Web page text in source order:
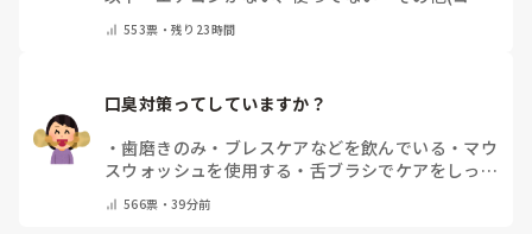
553票・残り23時間
口臭対策ってしていますか？
・歯磨きのみ ・ ブレスケアなどを飲んでいる ・ マウ
スウォッシュを使用する ・ 舌ブラシでケアをしっか
いない・その他（コメントで教えてください）
566票・39分前